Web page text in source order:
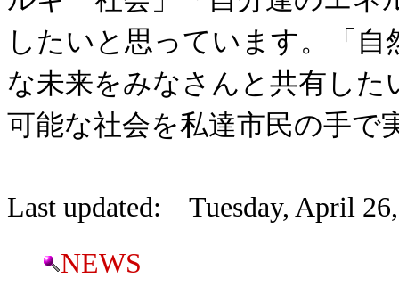
したいと思っています。「
な未来をみなさんと共有した
可能な社会を私達市民の手で
Last updated: Tuesday, April
NEWS